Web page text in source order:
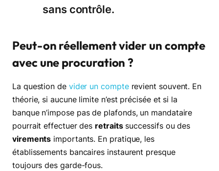
sans contrôle.
Peut-on réellement vider un compte
avec une procuration ?
La question de vider un compterevient souvent. En
théorie, si aucune limite n’est précisée et si la
banque n’impose pas de plafonds, un mandataire
pourrait effectuer des retraitssuccessifs ou des
virements importants. En pratique, les
établissements bancaires instaurent presque
toujours des garde-fous.